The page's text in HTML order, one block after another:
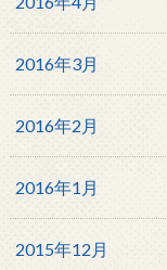
2016年3月
2016年2月
2016年1月
2015年12月